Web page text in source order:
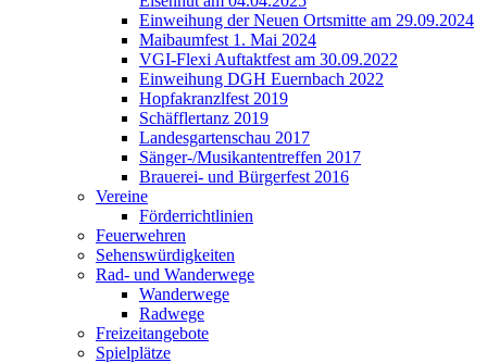
Einweihung der Neuen Ortsmitte am 29.09.2024
Maibaumfest 1. Mai 2024
VGI-Flexi Auftaktfest am 30.09.2022
Einweihung DGH Euernbach 2022
Hopfakranzlfest 2019
Schäfflertanz 2019
Landesgartenschau 2017
Sänger-/Musikantentreffen 2017
Brauerei- und Bürgerfest 2016
Vereine
Förderrichtlinien
Feuerwehren
Sehenswürdigkeiten
Rad- und Wanderwege
Wanderwege
Radwege
Freizeitangebote
Spielplätze